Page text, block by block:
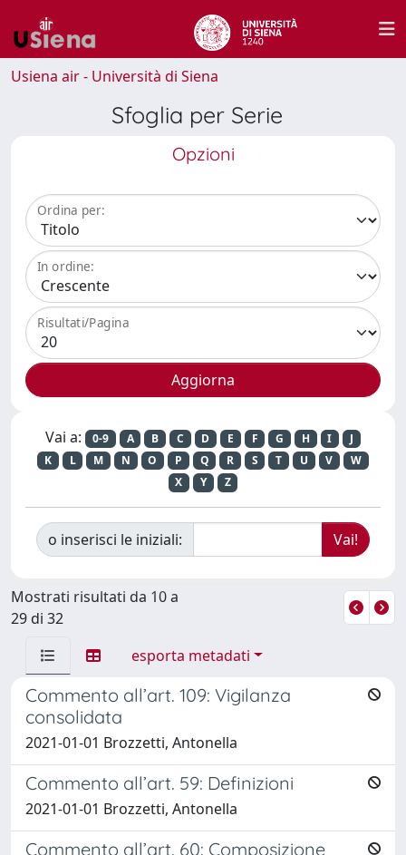
Usiena air - Università di Siena
Sfoglia per Serie
Opzioni
Ordina per:
In ordine:
Risultati/Pagina
Vai a: 0-9 A B C D E F G H I
J
K
L M N O P Q R S T U V
W
X
Y Z
o inserisci le iniziali:
Mostrati risultati da 10 a
29 di 32
esporta metadati
Commento all’art. 109: Vigilanza
consolidata
2021-01-01 Brozzetti, Antonella
Commento all’art. 59: Definizioni
2021-01-01 Brozzetti, Antonella
Commento all’art. 60: Composizione